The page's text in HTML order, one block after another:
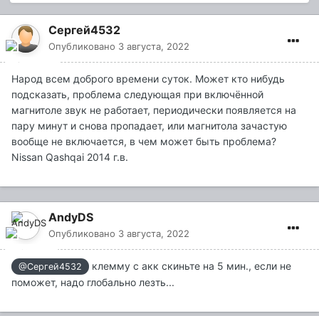
Сергей4532
Опубликовано 3 августа, 2022
Народ всем доброго времени суток. Может кто нибудь
подсказать, проблема следующая при включённой
магнитоле звук не работает, периодически появляется на
пару минут и снова пропадает, или магнитола зачастую
вообще не включается, в чем может быть проблема?
Nissan Qashqai 2014 г.в.
AndyDS
Опубликовано 3 августа, 2022
@Сергей4532
клемму с акк скиньте на 5 мин., если не
поможет, надо глобально лезть...